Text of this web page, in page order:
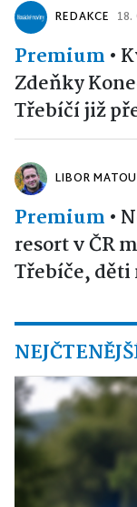
REDAKCE
Premium •
Zdeňky
Třebíčí již
LIBOR
Premium •
resort v ČR
Třebíče,